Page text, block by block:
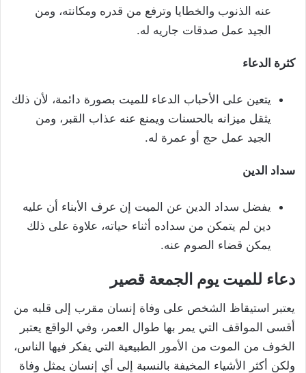
عنه الذنوب والخطايا وترفع من قدره ومكانته، ومن
الجيد عمل صدقات جاريه له.
كثرة الدعاء
يتعين على الأحباب الدعاء للميت بصورة دائمة، لأن ذلك
يثقل ميزانه بالحسنات ويمنع عنه عذاب القبر، ومن
الجيد عمل حج أو عمرة له.
سداد الدين
يفضل سداد الدين عن الميت إن عرف الأبناء أن عليه
دين لم يتمكن من سداده أثناء حياته، علاوة على ذلك
يمكن قضاء الصوم عنه.
دعاء للميت يوم الجمعة قصير
يعتبر استيقاظ الشخص على وفاة إنسان مقرب إلى قلبه من
أقسى المواقف التي يمر بها طوال العمر، وفي الواقع يعتبر
الخوف من الموت من الأمور الطبيعية التي يفكر فيها الناس،
ولكن أكثر الأشياء المخيفة بالنسبة إلى أي إنسان يمثل وفاة